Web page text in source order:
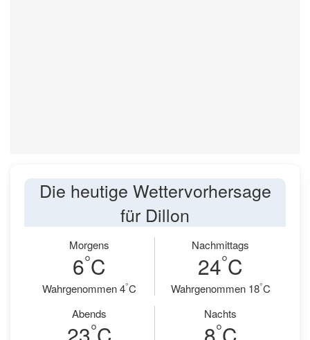
Die heutige Wettervorhersage
für Dillon
Morgens
6°C
Wahrgenommen 4°C
Nachmittags
24°C
Wahrgenommen 18°C
Abends
°
Nachts
°